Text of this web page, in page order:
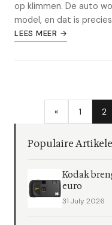
op klimmen. De auto
model, en dat is
LEES MEER →
« 1 2
Populaire
Kodak
euro
31 July 2026